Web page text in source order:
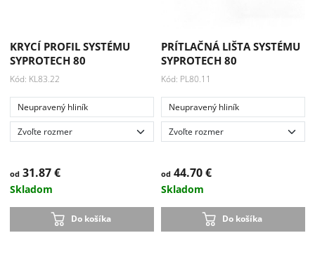
KRYCÍ PROFIL SYSTÉMU
SYPROTECH 80
Kód: KL83.22
Neupravený hliník
od31.87 €
Skladom
Do košíka
PRÍTLAČNÁ LIŠTA SYSTÉMU
SYPROTECH 80
Kód: PL80.11
Neupravený hliník
od 44.70 €
Skladom
Do košíka